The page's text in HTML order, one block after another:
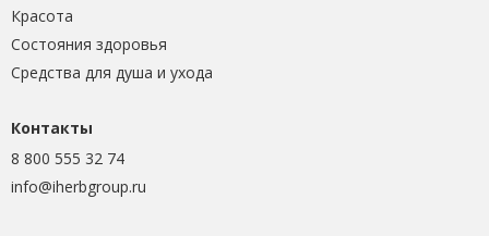
Красота
Состояния здоровья
Средства для душа и ухода
Контакты
8 800 555 32 74
info@iherbgroup.ru